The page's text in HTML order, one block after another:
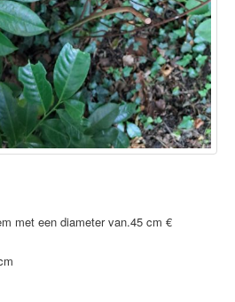
met een diameter van.45 cm €